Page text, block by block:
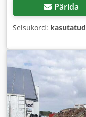
Pärida
Seisukord: kasutatud